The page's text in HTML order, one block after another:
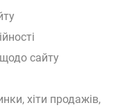
сайту
хіти продажів,